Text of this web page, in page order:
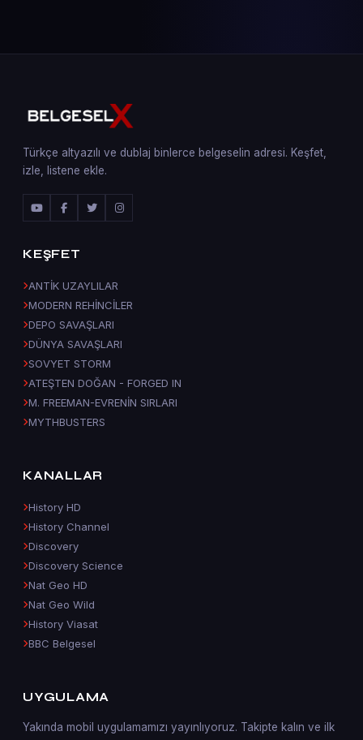
Türkçe altyazılı ve dublaj binlerce belgeselin adresi. Keşfet,
izle, listene ekle.
KEŞFET
ANTİK UZAYLILAR
MODERN REHİNCİLER
DEPO SAVAŞLARI
DÜNYA SAVAŞLARI
SOVYET STORM
ATEŞTEN DOĞAN - FORGED IN
M. FREEMAN-EVRENİN SIRLARI
MYTHBUSTERS
KANALLAR
History HD
History Channel
Discovery
Discovery Science
Nat Geo HD
Nat Geo Wild
History Viasat
BBC Belgesel
UYGULAMA
Yakında mobil uygulamamızı yayınlıyoruz. Takipte kalın ve ilk